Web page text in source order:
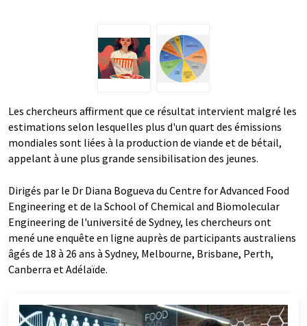
Les chercheurs affirment que ce résultat intervient malgré les
estimations selon lesquelles plus d'un quart des émissions
mondiales sont liées à la production de viande et de bétail,
appelant à une plus grande sensibilisation des jeunes.
Dirigés par le Dr Diana Bogueva du Centre for Advanced Food
Engineering et de la School of Chemical and Biomolecular
Engineering de l'université de Sydney, les chercheurs ont
mené une enquête en ligne auprès de participants australiens
âgés de 18 à 26 ans à Sydney, Melbourne, Brisbane, Perth,
Canberra et Adélaïde.